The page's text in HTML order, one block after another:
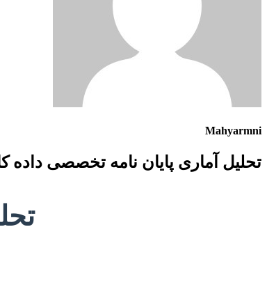
Mahyarmni
تحلیل آماری پایان نامه تخصصی داده